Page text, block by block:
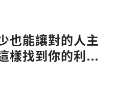
也能讓對的人主
樣找到你的利基